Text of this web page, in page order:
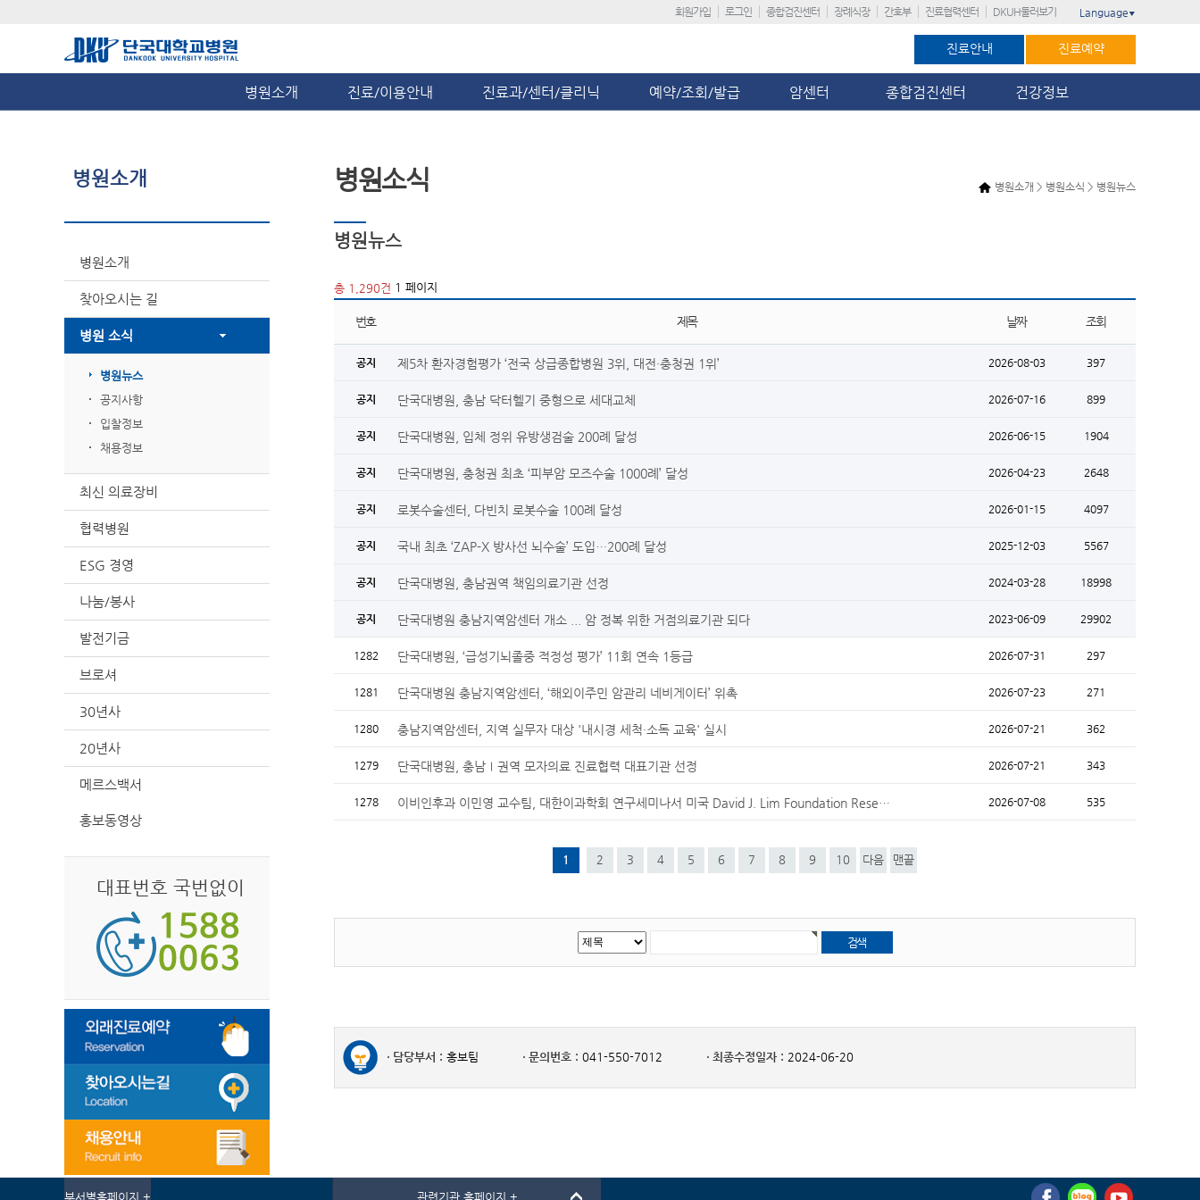
회원가입 로그인 종합검진센터 장례식장 간호부 진료협력센터 DKUH둘러보기 Language ▼
진료안내 진료예약
병원소개 진료/이용안내 진료과/센터/클리닉 예약/조회/발급 암센터 종합검진센터 건강정보
병원소개
병원소개
찾아오시는 길
병원 소식
병원뉴스
공지사항
입찰정보
채용정보
최신 의료장비
협력병원
ESG 경영
나눔/봉사
발전기금
브로셔
30년사
20년사
메르스백서
홍보동영상
대표번호 국번없이
병원소개 > 병원소식 > 병원뉴스
병원소식
병원뉴스
총 1,290건 1 페이지
번호 제목 날짜 조회
공지 제5차 환자경험평가 ‘전국 상급종합병원 3위, 대전·충청권 1위’ 2026-08-03 397
공지 단국대병원, 충남 닥터헬기 중형으로 세대교체 2026-07-16 899
공지 단국대병원, 입체 정위 유방생검술 200례 달성 2026-06-15 1904
공지 단국대병원, 충청권 최초 ‘피부암 모즈수술 1000례’ 달성 2026-04-23 2648
공지 로봇수술센터, 다빈치 로봇수술 100례 달성 2026-01-15 4097
공지 국내 최초 ‘ZAP-X 방사선 뇌수술’ 도입…200례 달성 2025-12-03 5567
공지 단국대병원, 충남권역 책임의료기관 선정 2024-03-28 18998
공지 단국대병원 충남지역암센터 개소 ... 암 정복 위한 거점의료기관 되다 2023-06-09 29902
1282 단국대병원, ‘급성기뇌졸중 적정성 평가’ 11회 연속 1등급 2026-07-31 297
1281 단국대병원 충남지역암센터, ‘해외이주민 암관리 네비게이터’ 위촉 2026-07-23 271
1280 충남지역암센터, 지역 실무자 대상 '내시경 세척·소독 교육' 실시 2026-07-21 362
1279 단국대병원, 충남Ⅰ권역 모자의료 진료협력 대표기관 선정 2026-07-21 343
1278 이비인후과 이민영 교수팀, 대한이과학회 연구세미나서 미국 David J. Lim Foundation Rese… 2026-07-08 535
1 2 3 4 5 6 7 8 9 10 다음 맨끝
담당부서 : 홍보팀 문의번호 : 041-550-7012 최종수정일자 : 2024-06-20
부서별홈페이지 + 관련기관 홈페이지 +